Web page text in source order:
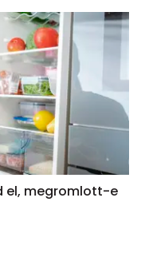
el, megromlott-e